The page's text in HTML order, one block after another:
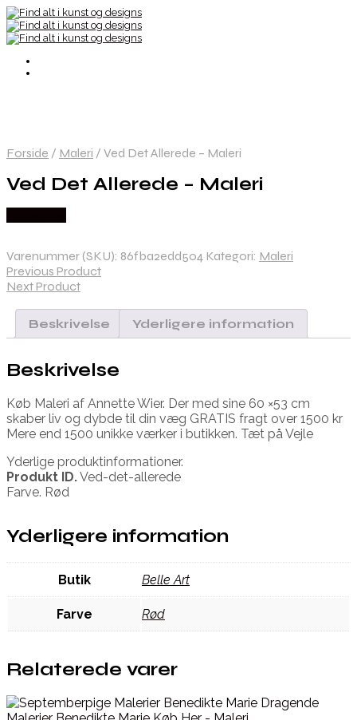
Forside / Maleri / Ved Det Allerede – Maleri
Ved Det Allerede – Maleri
Varenummer (SKU): 86fba2edd504 Kategori: Maleri
Previous Product
Next Product
Beskrivelse Yderligere information
Beskrivelse
Køb Maleri af Annette Wier. Der med sine 60 ×53 cm
skaber liv og dybde til din væg GRATIS fragt over 1500 kr
Mere end 1500 unikke værker i butikken. Tæt på Vejle
Yderlige produktinformationer.
Produkt ID.Ved-det-allerede
Farve. Rød
Yderligere information
Butik Belle Art
Farve Rød
Relaterede varer